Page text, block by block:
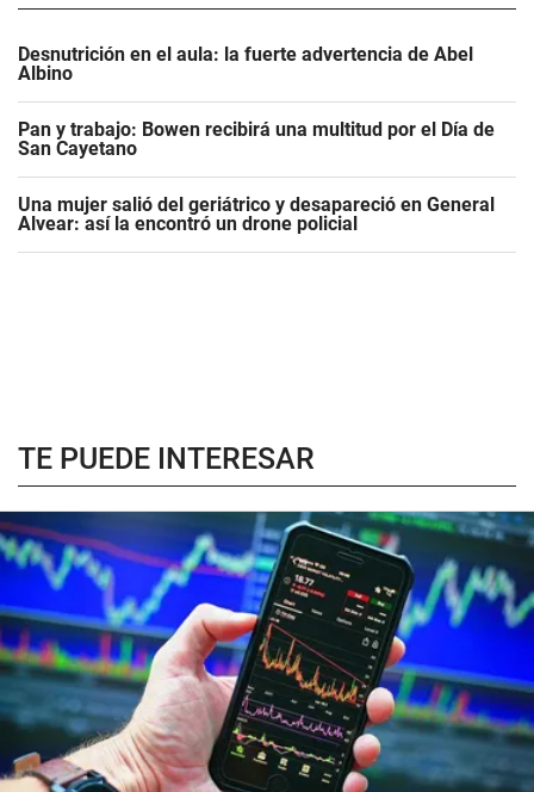
Desnutrición en el aula: la fuerte advertencia de Abel
Albino
Pan y trabajo: Bowen recibirá una multitud por el Día de
San Cayetano
Una mujer salió del geriátrico y desapareció en General
Alvear: así la encontró un drone policial
TE PUEDE INTERESAR